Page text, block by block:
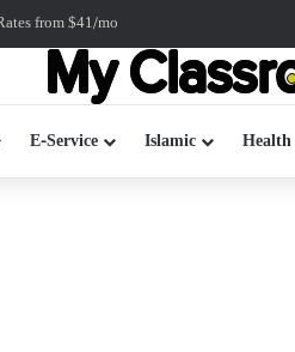
from $41/mo
E-Service Islamic Health